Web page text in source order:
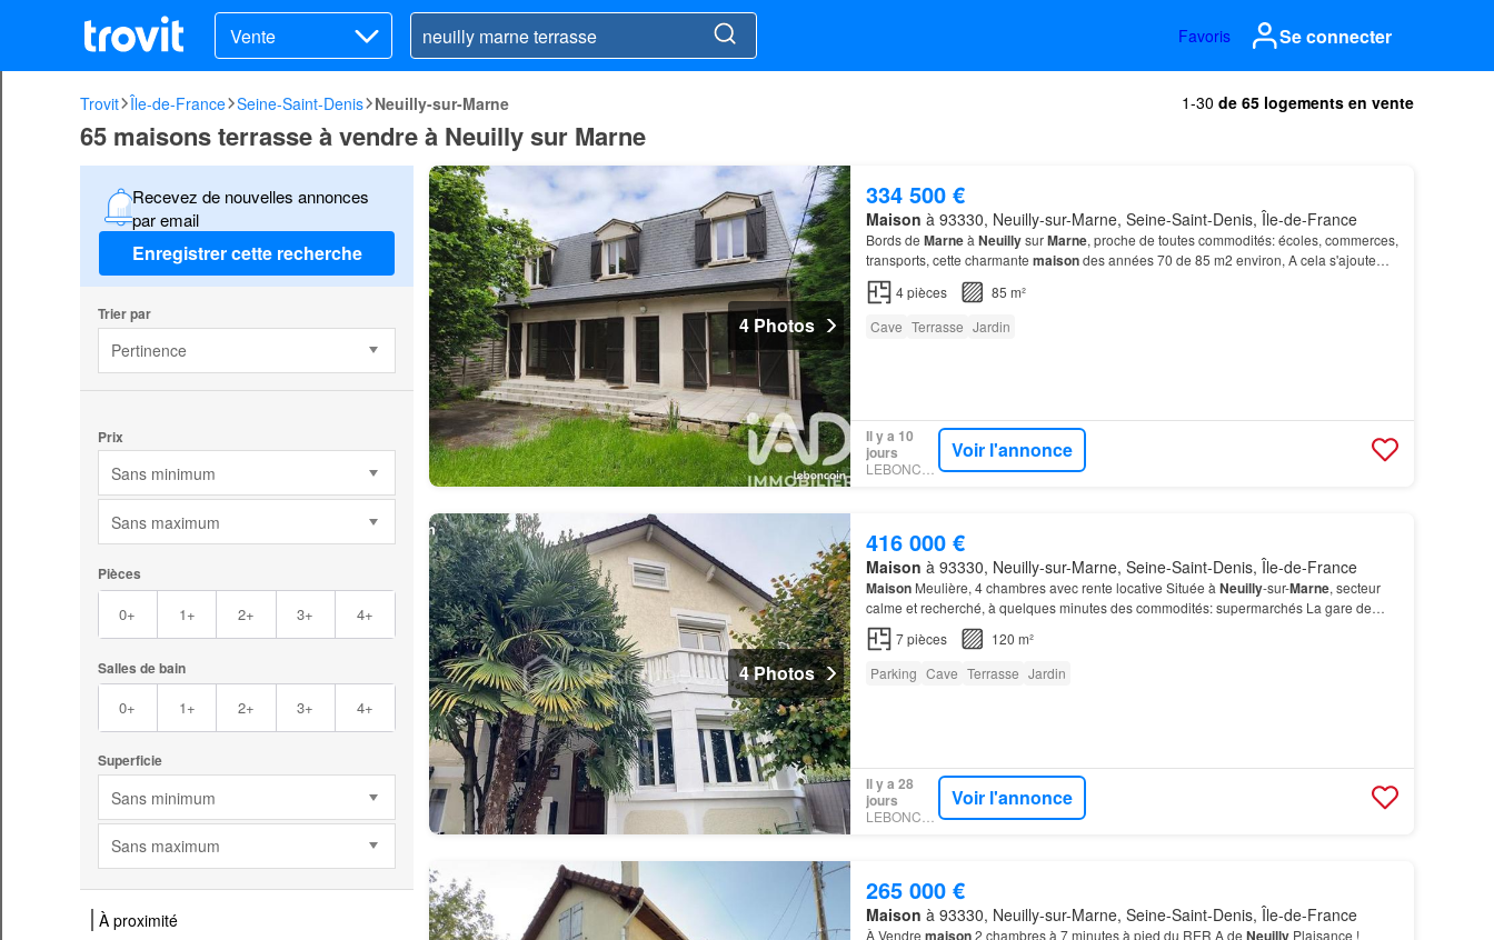
Vente Favoris Se connecter
Trovit Île-de-France Seine-Saint-Denis Neuilly-sur-Marne 1-30 de 65 logements en vente
65 maisons terrasse à vendre à Neuilly sur Marne
Recevez de nouvelles annonces
par email
Enregistrer cette recherche
Trier par
Pertinence
Prix
Sans minimum
Sans maximum
Pièces
0+ 1+ 2+ 3+ 4+
Salles de bain
0+ 1+ 2+ 3+ 4+
Superficie
Sans minimum
Sans maximum
À proximité
4 Photos
334 500 €
Maison à 93330, Neuilly-sur-Marne, Seine-Saint-Denis, Île-de-France
Bords de Marneà NeuillysurMarne, proche de toutes commodités: écoles, commerces,
transports, cette charmante maisondes années 70 de 85 m2 environ, A cela s'ajoute
une cave en sous-sol, et un grand jardin en extérieur avec…
4pièces
85 m²
Cave Terrasse Jardin
Il y a 10
jours
LEBONCOIN
Voir l'annonce
4 Photos
416 000 €
Maison à 93330, Neuilly-sur-Marne, Seine-Saint-Denis, Île-de-France
MaisonMeulière, 4 chambres avec rente locative Située à Neuilly-sur-Marne, secteur
calme et recherché, à quelques minutes des commodités: supermarchés La gare de
Neuilly Plaisance se trouve à 25 minutes à pied.…
7pièces
120 m²
Parking Cave Terrasse Jardin
Il y a 28
jours
LEBONCOIN
Voir l'annonce
265 000 €
Maison à 93330, Neuilly-sur-Marne, Seine-Saint-Denis, Île-de-France
À Vendre maison2 chambres à 7 minutes à pied du RER A de NeuillyPlaisance !